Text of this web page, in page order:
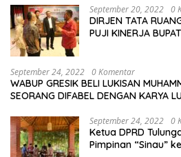
September 20, 2022 0
DIRJEN TATA
PUJI KINERJA
September 24, 2022 0 Komentar
WABUP GRESIK BELI LUKISAN
SEORANG DIFABEL DENGAN KARYA
September 24, 2022 0
Ketua DPRD
Pimpinan “Sinau”